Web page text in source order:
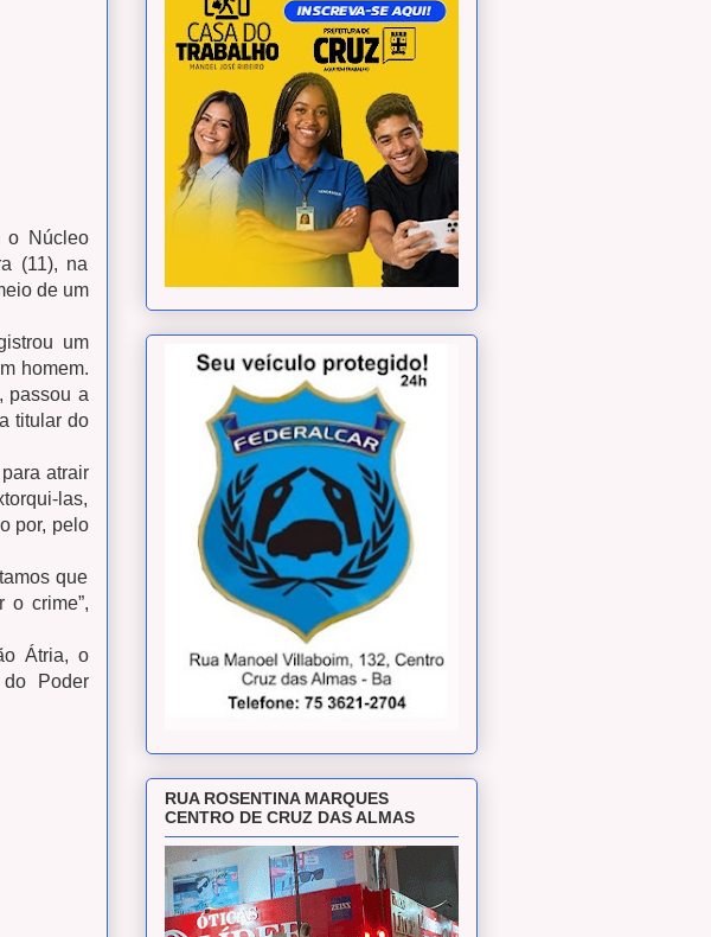
o Núcleo
(11), na
de um
um
homem.
passou a
titular do
atrair
las,
por, pelo
que
o crime”,
Átria, o
Poder
RUA ROSENTINA MARQUES
CENTRO DE CRUZ DAS ALMAS